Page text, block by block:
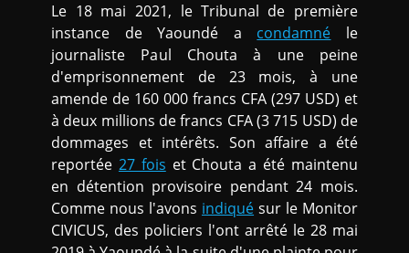
Le 18 mai 2021, le Tribunal de première
instance de Yaoundé a condamné le
journaliste Paul Chouta à une peine
d'emprisonnement de 23 mois, à une
amende de 160 000 francs CFA (297 USD) et
à deux millions de francs CFA (3 715 USD) de
dommages et intérêts. Son affaire a été
reportée 27 fois et Chouta a été maintenu
en détention provisoire pendant 24 mois.
Comme nous l'avons indiqué sur le Monitor
CIVICUS, des policiers l'ont arrêté le 28 mai